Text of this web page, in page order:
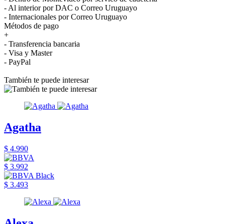
- Al interior por DAC o Correo Uruguayo
- Internacionales por Correo Uruguayo
Métodos de pago
+
- Transferencia bancaria
- Visa y Master
- PayPal
También te puede interesar
Agatha
$ 4.990
$ 3.992
$ 3.493